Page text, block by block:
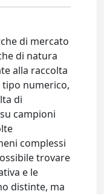
di mercato
di natura
alla raccolta
tipo numerico,
di
campioni
complessi
trovare
e le
distinte, ma